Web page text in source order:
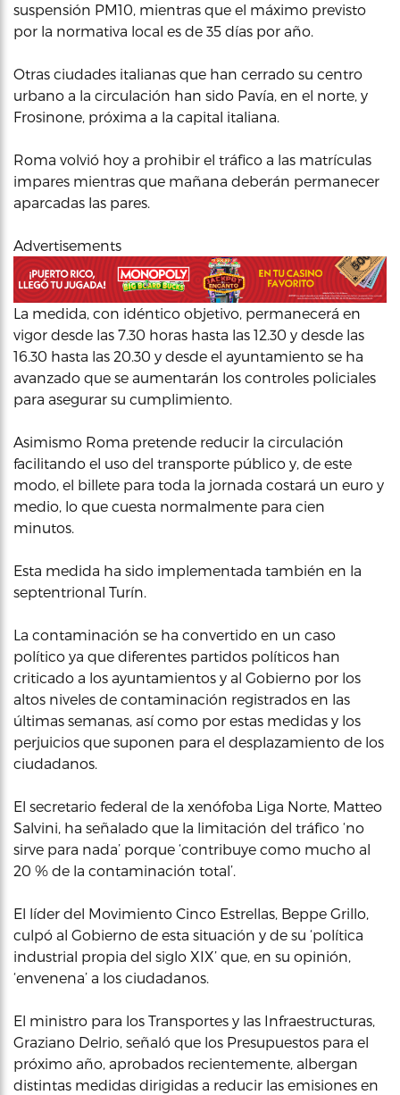
suspensión PM10, mientras que el máximo previsto
por la normativa local es de 35 días por año.
Otras ciudades italianas que han cerrado su centro
urbano a la circulación han sido Pavía, en el norte, y
Frosinone, próxima a la capital italiana.
Roma volvió hoy a prohibir el tráfico a las matrículas
impares mientras que mañana deberán permanecer
aparcadas las pares.
Advertisements
La medida, con idéntico objetivo, permanecerá en
vigor desde las 7.30 horas hasta las 12.30 y desde las
16.30 hasta las 20.30 y desde el ayuntamiento se ha
avanzado que se aumentarán los controles policiales
para asegurar su cumplimiento.
Asimismo Roma pretende reducir la circulación
facilitando el uso del transporte público y, de este
modo, el billete para toda la jornada costará un euro y
medio, lo que cuesta normalmente para cien
minutos.
Esta medida ha sido implementada también en la
septentrional Turín.
La contaminación se ha convertido en un caso
político ya que diferentes partidos políticos han
criticado a los ayuntamientos y al Gobierno por los
altos niveles de contaminación registrados en las
últimas semanas, así como por estas medidas y los
perjuicios que suponen para el desplazamiento de los
ciudadanos.
El secretario federal de la xenófoba Liga Norte, Matteo
Salvini, ha señalado que la limitación del tráfico ‘no
sirve para nada’ porque ‘contribuye como mucho al
20 % de la contaminación total’.
El líder del Movimiento Cinco Estrellas, Beppe Grillo,
culpó al Gobierno de esta situación y de su ‘política
industrial propia del siglo XIX’ que, en su opinión,
‘envenena’ a los ciudadanos.
El ministro para los Transportes y las Infraestructuras,
Graziano Delrio, señaló que los Presupuestos para el
próximo año, aprobados recientemente, albergan
distintas medidas dirigidas a reducir las emisiones en